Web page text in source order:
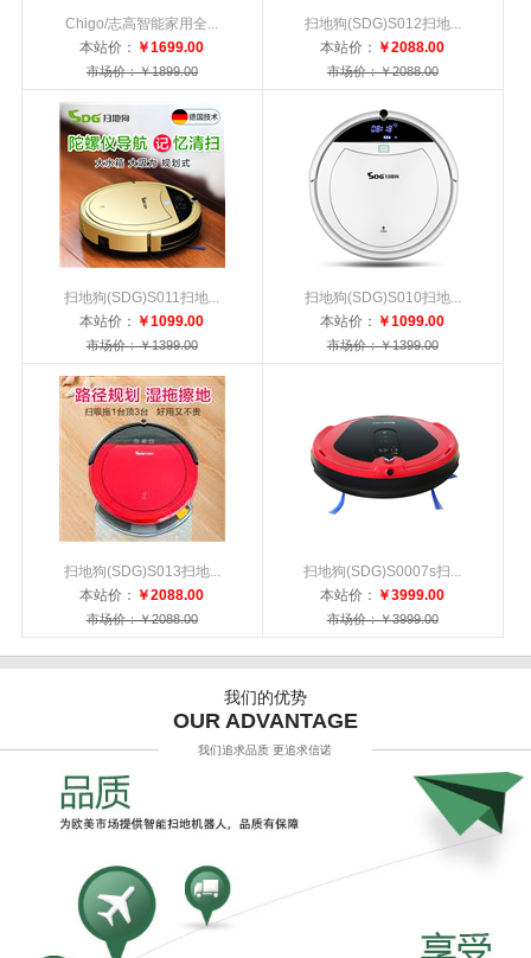
Chigo/志高智能家用全...
本站价： ￥1699.00
市场价：￥1899.00
扫地狗(SDG)S012扫地...
本站价： ￥2088.00
市场价：￥2088.00
扫地狗(SDG)S011扫地...
本站价： ￥1099.00
市场价：￥1399.00
扫地狗(SDG)S010扫地...
本站价： ￥1099.00
市场价：￥1399.00
扫地狗(SDG)S013扫地...
本站价： ￥2088.00
市场价：￥2088.00
扫地狗(SDG)S0007s扫...
本站价： ￥3999.00
市场价：￥3999.00
我们的优势
OUR ADVANTAGE
我们追求品质 更追求信诺